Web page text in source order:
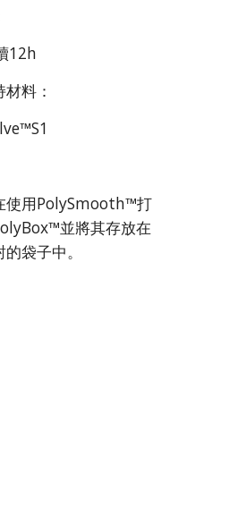
12h
料：
使用PolySmooth™打
並將其存放在
袋子中。